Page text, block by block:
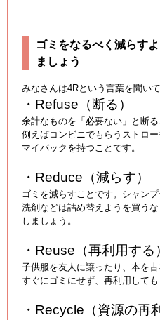
ゴミをなるべく減らす
ましょう
みなさんは4Rという言葉を聞い
・Refuse（断る）
余計なものを「必要ない」と断る
例えばコンビニでもらうストロ
マイバックを持つことです。
・Reduce（減らす）
ゴミを減らすことです。シャンプ
洗剤などは詰め替えようを買う
しましょう。
・Reuse（再利用する
子供服を友人に譲ったり、本を
すぐにゴミにせず、再利用しても
・Recycle（資源の再